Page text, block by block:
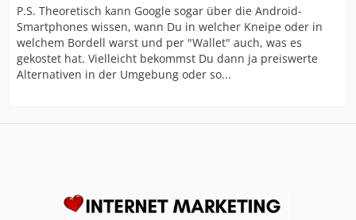
P.S. Theoretisch kann Google sogar über die Android-
Smartphones wissen, wann Du in welcher Kneipe oder in
welchem Bordell warst und per "Wallet" auch, was es
gekostet hat. Vielleicht bekommst Du dann ja preiswerte
Alternativen in der Umgebung oder so...